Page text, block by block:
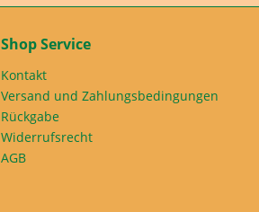
Shop Service
Kontakt
Versand und Zahlungsbedingungen
Rückgabe
Widerrufsrecht
AGB